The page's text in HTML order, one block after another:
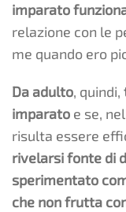
imparato
relazione con le
me quando ero
Da adulto, quindi,
imparato e se,
risulta essere
rivelarsi fonte di
sperimentato
che non frutta